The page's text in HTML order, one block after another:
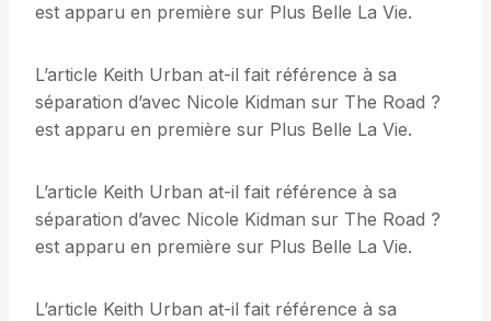
est apparu en première sur Plus Belle La Vie.
L’article Keith Urban at-il fait référence à sa
séparation d’avec Nicole Kidman sur The Road ?
est apparu en première sur Plus Belle La Vie.
L’article Keith Urban at-il fait référence à sa
séparation d’avec Nicole Kidman sur The Road ?
est apparu en première sur Plus Belle La Vie.
L’article Keith Urban at-il fait référence à sa